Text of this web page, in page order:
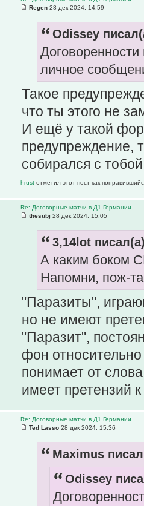
Regen 28 дек 2024, 14:59
Odissey
личное
Такое
что ты этого не
И ещё у такой
предупреждение,
собирался с
hrust отметил этот пост как
Re: Договорные матчи в Д1 Германии
thesubj 28 дек 2024, 15:05
3,14lot
А каким боком
Напомни, пож-та
"Паразиты",
но не имеют
"Паразит",
фон
понимает от
имеет претензий
Re: Договорные матчи в Д1 Германии
Ted Lasso 28 дек 2024, 15:36
Maximus
Odissey